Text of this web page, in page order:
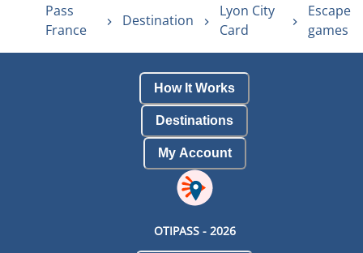
Pass
France
Destination
Lyon City
Card
Escape
games
How It Works
Destinations
My Account
OTIPASS - 2026